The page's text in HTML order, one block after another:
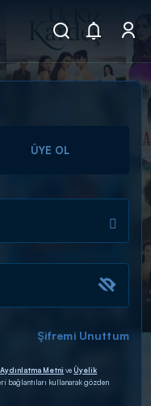
ÜYE OL
Şifremi Unuttum
Aydınlatma Metni veÜyelik
bağlantıları kullanarak gözden